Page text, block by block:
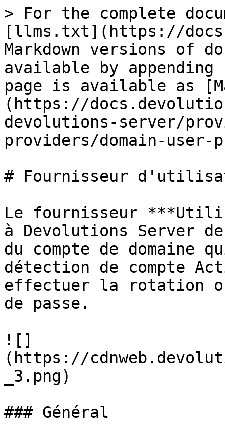
> For the complete
[llms.txt](https://
Markdown versions of
available by
page is available as
(https://
devolutions-server/
providers/domain-user-
# Fournisseur
Le fournisseur
à Devolutions Server
du compte de
détection de compte
effectuer la rotation
de passe.
![]
(https://
_3.png)
### Général